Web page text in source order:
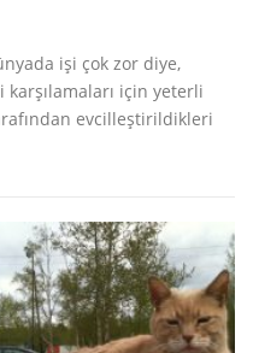
işi çok zor diye,
için yeterli
evcilleştirildikleri